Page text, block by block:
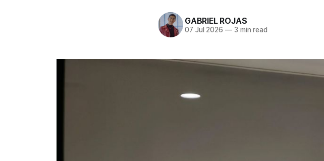
GABRIEL ROJAS
07 Jul 2026 —3 min read